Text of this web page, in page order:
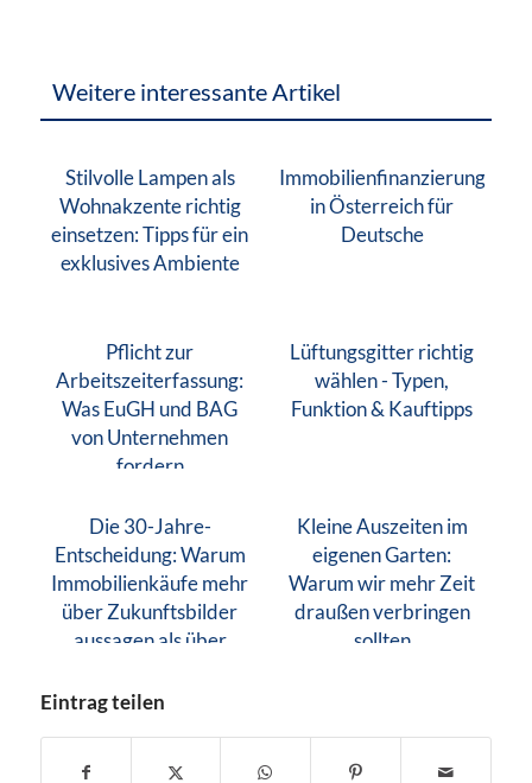
Weitere interessante Artikel
Stilvolle Lampen als
Wohnakzente richtig
einsetzen: Tipps für ein
exklusives Ambiente
Immobilienfinanzierung
in Österreich für
Deutsche
Pflicht zur
Arbeitszeiterfassung:
Was EuGH und BAG
von Unternehmen
fordern
Lüftungsgitter richtig
wählen - Typen,
Funktion & Kauftipps
Die 30-Jahre-
Entscheidung: Warum
Immobilienkäufe mehr
über Zukunftsbilder
aussagen als über
Kleine Auszeiten im
eigenen Garten:
Warum wir mehr Zeit
draußen verbringen
sollten
Eintrag teilen